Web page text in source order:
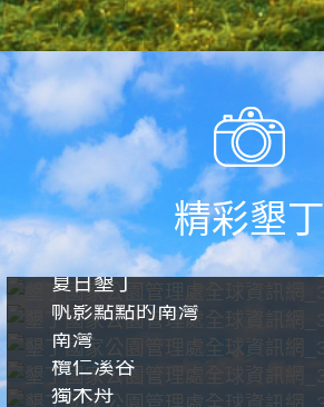
精彩墾丁
夏日墾丁
帆影點點的南灣
南灣
欖仁溪谷
獨木舟